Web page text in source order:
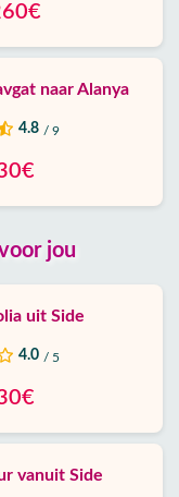
naar Alanya
4.8 / 9
jou
uit Side
4.0 / 5
vanuit Side